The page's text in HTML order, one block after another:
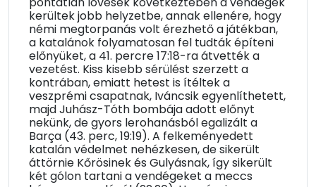
kerültek jobb helyzetbe, annak ellenére, hogy
némi megtorpanás volt érezhető a játékban,
a katalánok folyamatosan fel tudták építeni
előnyüket, a 41. percre 17:18-ra átvették a
vezetést. Kiss kisebb sérülést szerzett a
kontrában, emiatt hetest is ítéltek a
veszprémi csapatnak, Iváncsik egyenlíthetett,
majd Juhász-Tóth bombája adott előnyt
nekünk, de gyors lerohanásból egalizált a
Barça (43. perc, 19:19). A felkeményedett
katalán védelmet nehézkesen, de sikerült
áttörnie Kőrösinek és Gulyásnak, így sikerült
két gólon tartani a vendégeket a meccs